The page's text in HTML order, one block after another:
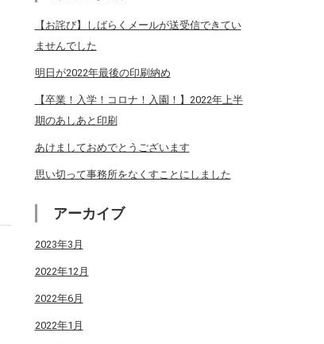
【お詫び】しばらくメールが送受信できてい
ませんでした
明日が2022年最後の印刷納め
【卒業！入学！コロナ！入園！】2022年上半
期のあしあと印刷
あけましておめでとうございます
思い切って事務所をなくすことにしました
アーカイブ
2023年3月
2022年12月
2022年6月
2022年1月